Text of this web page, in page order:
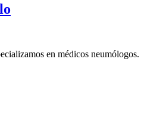
en médicos neumólogos.